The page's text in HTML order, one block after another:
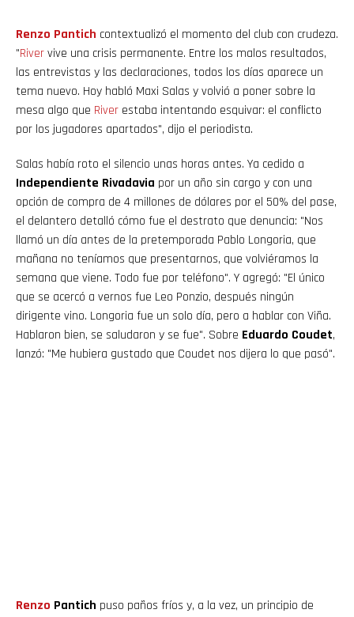
Renzo Pantich contextualizó el momento del club con crudeza.
"Rivervive una crisis permanente. Entre los malos resultados,
las entrevistas y las declaraciones, todos los días aparece un
tema nuevo. Hoy habló Maxi Salas y volvió a poner sobre la
mesa algo que River estaba intentando esquivar: el conflicto
por los jugadores apartados", dijo el periodista.
Salas había roto el silencio unas horas antes. Ya cedido a
Independiente Rivadavia por un año sin cargo y con una
opción de compra de 4 millones de dólares por el 50% del pase,
el delantero detalló cómo fue el destrato que denuncia: "Nos
llamó un día antes de la pretemporada Pablo Longoria, que
mañana no teníamos que presentarnos, que volviéramos la
semana que viene. Todo fue por teléfono". Y agregó: "El único
que se acercó a vernos fue Leo Ponzio, después ningún
dirigente vino. Longoria fue un solo día, pero a hablar con Viña.
Hablaron bien, se saludaron y se fue". Sobre Eduardo Coudet,
lanzó: "Me hubiera gustado que Coudet nos dijera lo que pasó".
Renzo Pantich puso paños fríos y, a la vez, un principio de